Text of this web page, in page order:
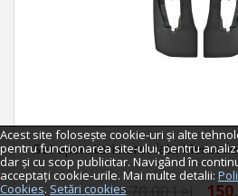
Set aparatori noroi fata
170,00 Lei
Acest site folosește cookie-uri și alte
pentru functionarea site-ului, pentru
dar și cu scop publicitar. Navigând în
acceptați cookie-urile. Mai multe detalii:
Cookies. Setări cookies